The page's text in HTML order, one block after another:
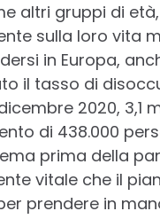
altri gruppi di
sulla loro vita
in Europa,
il tasso di
2020, 3,1
di 438.000
prima della
vitale che il
prendere in